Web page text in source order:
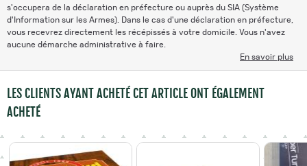
s'occupera de la déclaration en préfecture ou auprès du SIA (Système
d'Information sur les Armes). Dans le cas d'une déclaration en préfecture,
vous recevrez directement les récépissés à votre domicile. Vous n'avez
aucune démarche administrative à faire.
En savoir plus
LES CLIENTS AYANT ACHETÉ CET ARTICLE ONT ÉGALEMENT
ACHETÉ